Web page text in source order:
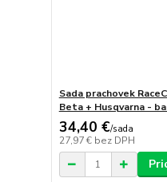
Sada prachovek
Beta + Husqvarna -
34,40 €/sada
27,97 € bez DPH